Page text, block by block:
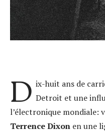
D ix-huit ans de
Detroit et une
l’électronique mondiale:
Terrence Dixon en une